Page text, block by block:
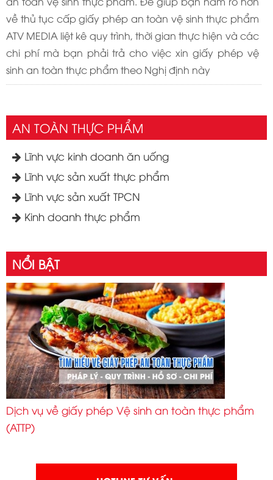
về thủ tục cấp giấy phép an toàn vệ sinh thực phẩm
ATV MEDIA liệt kê quy trình, thời gian thực hiện và các
chi phí mà bạn phải trả cho việc xin giấy phép vệ
sinh an toàn thực phẩm theo Nghị định này
AN TOÀN THỰC PHẨM
Lĩnh vực kinh doanh ăn uống
Lĩnh vực sản xuất thực phẩm
Lĩnh vực sản xuất TPCN
Kinh doanh thực phẩm
NỔI BẬT
(ATTP)
Dịch vụ về giấy phép Vệ sinh an toàn thực phẩm
(ATTP)